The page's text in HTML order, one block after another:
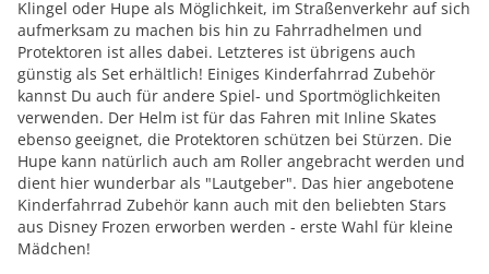
Klingel oder Hupe als Möglichkeit, im Straßenverkehr auf sich
aufmerksam zu machen bis hin zu Fahrradhelmen und
Protektoren ist alles dabei. Letzteres ist übrigens auch
günstig als Set erhältlich! Einiges Kinderfahrrad Zubehör
kannst Du auch für andere Spiel- und Sportmöglichkeiten
verwenden. Der Helm ist für das Fahren mit Inline Skates
ebenso geeignet, die Protektoren schützen bei Stürzen. Die
Hupe kann natürlich auch am Roller angebracht werden und
dient hier wunderbar als "Lautgeber". Das hier angebotene
Kinderfahrrad Zubehör kann auch mit den beliebten Stars
aus Disney Frozen erworben werden - erste Wahl für kleine
Mädchen!